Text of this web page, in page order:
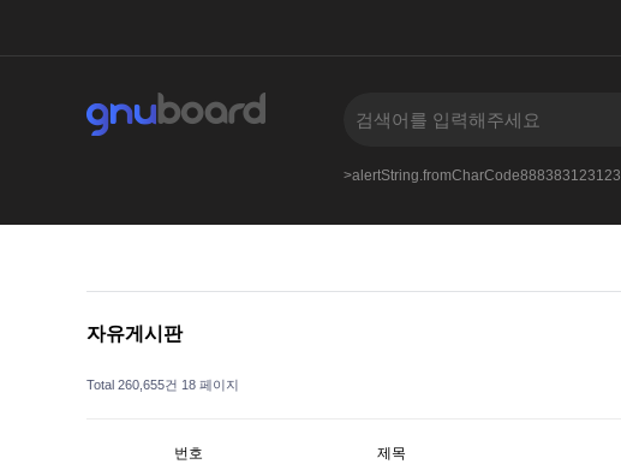
>alertString.fromCharCode888383123123
자유게시판
Total 260,655건 18 페이지
번호 제목